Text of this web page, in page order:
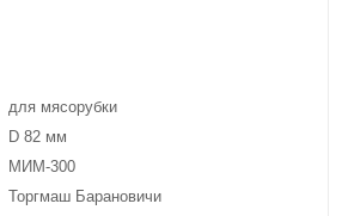
для мясорубки
D 82 мм
МИМ-300
Торгмаш Барановичи